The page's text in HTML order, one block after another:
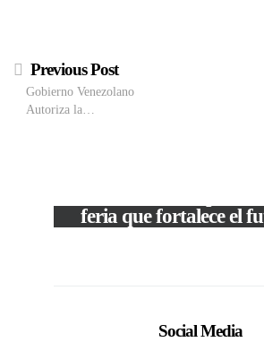
Previous Post
Gobierno Venezolano
Autoriza la…
feria que fortalece el
Social Media